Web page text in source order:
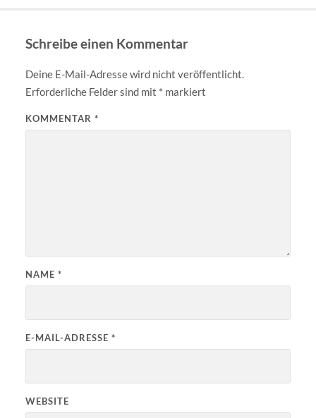
Schreibe einen Kommentar
Deine E-Mail-Adresse wird nicht veröffentlicht.
Erforderliche Felder sind mit * markiert
KOMMENTAR *
NAME *
E-MAIL-ADRESSE *
WEBSITE